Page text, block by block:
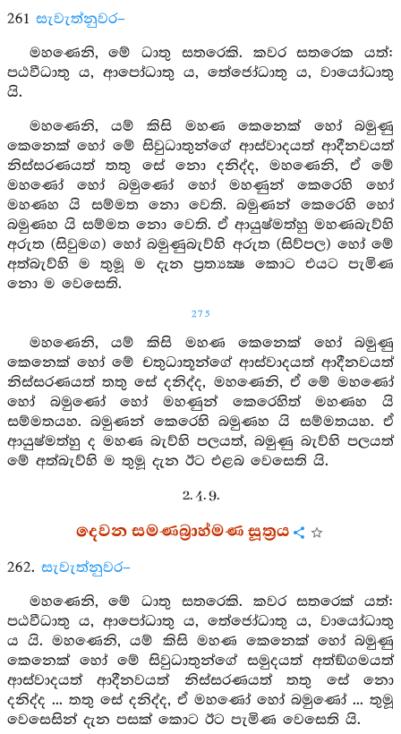
261 සැවැත්නුවර–
මහණෙනි, මේ ධාතු සතරෙකි. කවර සතරෙක යත්:
පඨවීධාතු ය, ආපෝධාතු ය, තේජෝධාතු ය, වායෝධාතු
යි.
මහණෙනි, යම් කිසි මහණ කෙනෙක් හෝ බමුණු
කෙනෙක් හෝ මේ සිවුධාතුන්ගේ ආස්වාදයත් ආදීනවයත්
නිස්සරණයත් තතු සේ නො දනිද්ද, මහණෙනි, ඒ මේ
මහණෝ හෝ බමුණෝ හෝ මහණුන් කෙරෙහි හෝ
මහණහ යි සම්මත නො වෙති. බමුණන් කෙරෙහි හෝ
බමුණහ යි සම්මත නො වෙති. ඒ ආයුෂ්මත්හු මහණබැව්හි
අරුත (සිවුමග) හෝ බමුණුබැව්හි අරුත (සිව්පල) හෝ මේ
අත්බැව්හි ම තුමූ ම දැන ප්‍රත්‍යක්‍ෂ කොට එයට පැමිණ
නො ම වෙසෙති.
275
මහණෙනි, යම් කිසි මහණ කෙනෙක් හෝ බමුණු
කෙනෙක් හෝ මේ චතුධාතූන්ගේ ආස්වාදයත් ආදීනවයත්
නිස්සරණයත් තතු සේ දනිද්ද, මහණෙනි, ඒ මේ මහණෝ
හෝ බමුණෝ හෝ මහණුන් කෙරෙහිත් මහණහ යි
සම්මතයහ. බමුණන් කෙරෙහි බමුණහ යි සම්මතයහ. ඒ
ආයුෂ්මත්හු ද මහණ බැව්හි පලයත්, බමුණු බැව්හි පලයත්
මේ අත්බැව්හි ම තුමූ දැන ඊට එළබ වෙසෙති යි.
2. 4. 9.
දෙවන සමණබ්‍රාහ්මණ සූත්‍රය
262. සැවැත්නුවර–
මහණෙනි, මේ ධාතු සතරෙකි. කවර සතරෙක් යත්:
පඨවීධාතු ය, ආපෝධාතු ය, තේජෝධාතු ය, වායෝධාතු
ය යි. මහණෙනි, යම් කිසි මහණ කෙනෙක් හෝ බමුණු
කෙනෙක් හෝ මේ සිවුධාතුන්ගේ සමුදයත් අත්ඞ්ගමයත්
ආස්වාදයත් ආදීනවයත් නිස්සරණයත් තතු සේ නො
දනිද්ද ... තතු සේ දනිද්ද, ඒ මහණෝ හෝ බමුණෝ ... තුමූ
වෙසෙසින් දැන පසක් කොට ඊට පැමිණ වෙසෙති යි.